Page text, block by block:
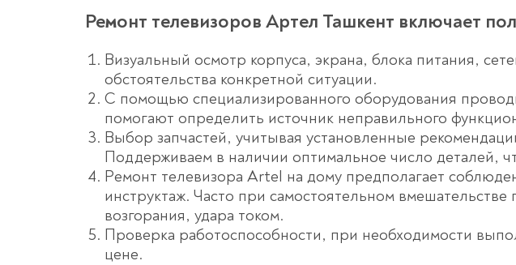
Ремонт телевизоров Артел Ташкент включает
Визуальный осмотр корпуса, экрана, блока питания,
обстоятельства конкретной ситуации.
С помощью специализированного оборудования
помогают определить источник неправильного
Выбор запчастей, учитывая установленные
Поддерживаем в наличии оптимальное число деталей,
Ремонт телевизора Artel на дому предполагает
инструктаж. Часто при самостоятельном
возгорания, удара током.
Проверка работоспособности, при необходимости
цене.